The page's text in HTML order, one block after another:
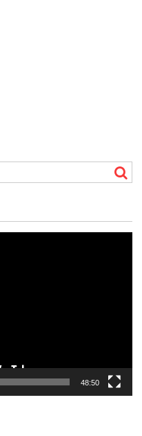
48:50